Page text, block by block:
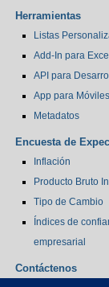
Herramientas
Listas
Add-In para Excel
API para
App para Móviles
Metadatos
Encuesta de
Inflación
Producto Bruto
Tipo de Cambio
Índices de
empresarial
Contáctenos